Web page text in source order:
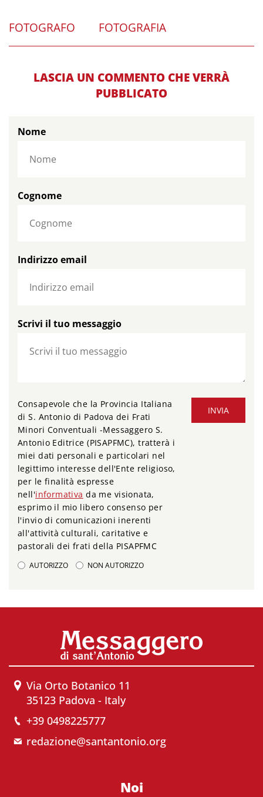
FOTOGRAFO FOTOGRAFIA
LASCIA UN COMMENTO CHE VERRÀ
PUBBLICATO
Nome
Cognome
Indirizzo email
Scrivi il tuo messaggio
INVIA
Consapevole che la Provincia Italiana
di S. Antonio di Padova dei Frati
Minori Conventuali -Messaggero S.
Antonio Editrice (PISAPFMC), tratterà i
miei dati personali e particolari nel
legittimo interesse dell'Ente religioso,
per le finalità espresse
nell'informativa da me visionata,
esprimo il mio libero consenso per
l'invio di comunicazioni inerenti
all'attività culturali, caritative e
pastorali dei frati della PISAPFMC
AUTORIZZO NON AUTORIZZO
Via Orto Botanico 11
35123 Padova - Italy
+39 0498225777
redazione@santantonio.org
Noi